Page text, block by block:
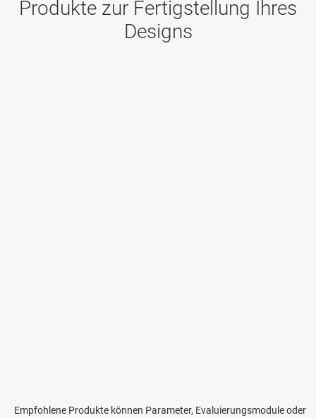
Empfohlene Produkte können Parameter, Evaluierungsmodule oder